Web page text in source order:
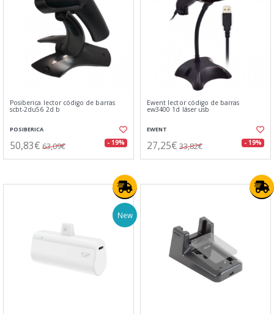
Posiberica lector código de barras
scbt-2du56 2d b
POSIBERICA
50,83€ 63,09€ - 19%
Ewent lector código de barras
ew3400 1d láser usb
EWENT
27,25€ 33,82€ - 19%
New